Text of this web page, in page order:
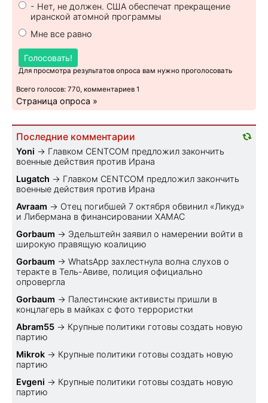
- Нет, не должен. США обеспечат прекращение
иранской атомной программы
Мне все равно
Голосовать!
Для просмотра результатов опроса вам нужно проголосовать
Всего голосов: 770, комментариев 1
Страница опроса »
Последние комментарии
Yoni → Главком CENTCOM предложил закончить
военные действия против Ирана
Lugatch → Главком CENTCOM предложил закончить
военные действия против Ирана
Avraam → Отец погибшей 7 октября обвинил «Ликуд»
и Либермана в финансировании ХАМАС
Gorbaum → Эдельштейн заявил о намерении войти в
широкую правящую коалицию
Gorbaum → WhatsApp захлестнула волна слухов о
теракте в Тель-Авиве, полиция официально
опровергла
Gorbaum → Палестинские активисты пришли в
концлагерь в майках с фото террористки
Abram55 → Крупные политики готовы создать новую
партию
Mikrok → Крупные политики готовы создать новую
партию
Evgeni → Крупные политики готовы создать новую
партию